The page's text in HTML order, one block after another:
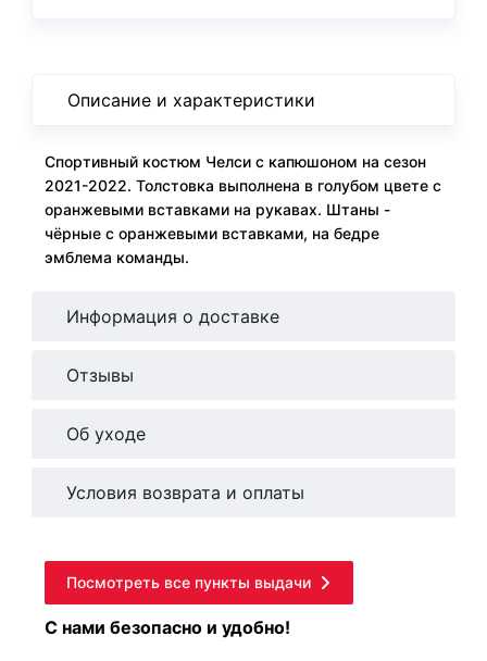
Описание и характеристики
Спортивный костюм Челси с капюшоном на сезон
2021-2022. Толстовка выполнена в голубом цвете с
оранжевыми вставками на рукавах. Штаны -
чёрные с оранжевыми вставками, на бедре
эмблема команды.
Информация о доставке
Отзывы
Об уходе
Условия возврата и оплаты
Посмотреть все пункты выдачи
С нами безопасно и удобно!